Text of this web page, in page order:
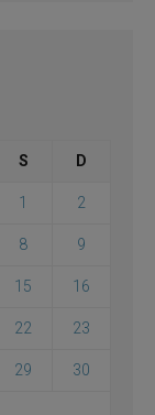
S D
1 2
8 9
15 16
22 23
29 30